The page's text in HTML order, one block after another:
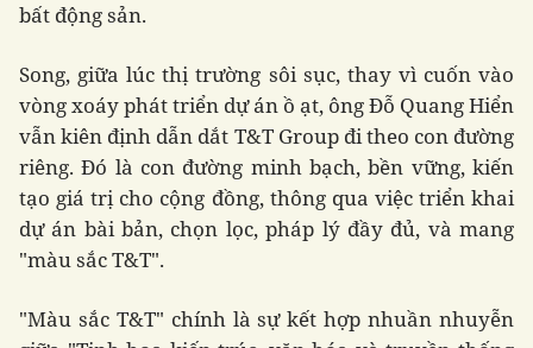
bất động sản.
Song, giữa lúc thị trường sôi sục, thay vì cuốn vào
vòng xoáy phát triển dự án ồ ạt, ông Đỗ Quang Hiển
vẫn kiên định dẫn dắt T&T Group đi theo con đường
riêng. Đó là con đường minh bạch, bền vững, kiến
tạo giá trị cho cộng đồng, thông qua việc triển khai
dự án bài bản, chọn lọc, pháp lý đầy đủ, và mang
"màu sắc T&T".
"Màu sắc T&T" chính là sự kết hợp nhuần nhuyễn